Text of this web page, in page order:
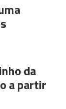
da
a partir